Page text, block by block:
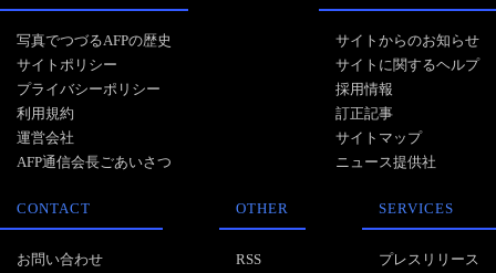
写真でつづるAFPの歴史
サイトポリシー
プライバシーポリシー
利用規約
運営会社
AFP通信会長ごあいさつ
サイトからのお知らせ
サイトに関するヘルプ
採用情報
訂正記事
サイトマップ
ニュース提供社
CONTACT
お問い合わせ
OTHER
RSS
SERVICES
プレスリリース